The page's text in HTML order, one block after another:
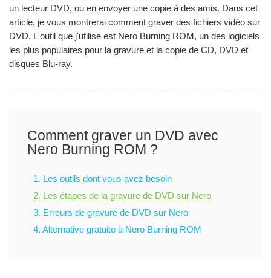
un lecteur DVD, ou en envoyer une copie à des amis. Dans cet
article, je vous montrerai comment graver des fichiers vidéo sur
DVD. L'outil que j'utilise est Nero Burning ROM, un des logiciels
les plus populaires pour la gravure et la copie de CD, DVD et
disques Blu-ray.
Comment graver un DVD avec
Nero Burning ROM ?
1. Les outils dont vous avez besoin
2. Les étapes de la gravure de DVD sur Nero
3. Erreurs de gravure de DVD sur Nero
4. Alternative gratuite à Nero Burning ROM